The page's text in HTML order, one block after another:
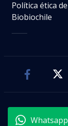
Política ética de
Biobiochile